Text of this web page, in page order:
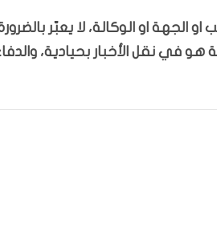
او الجهة او الوكالة، لا يعبّر
في نقل الأخبار بحيادية،